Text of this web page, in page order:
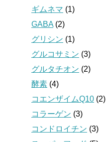
ギムネマ (1)
GABA (2)
グリシン (1)
グルコサミン (3)
グルタチオン (2)
酵素 (4)
コエンザイムQ10 (2)
コラーゲン (3)
コンドロイチン (3)